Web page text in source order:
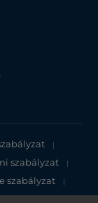
|
szabályzat |
szabályzat |